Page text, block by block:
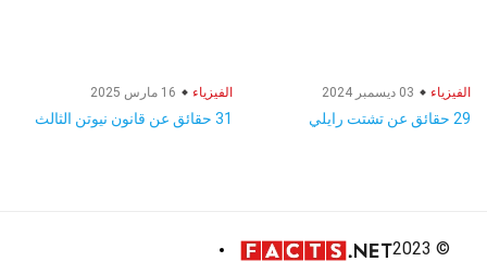
الفيزياء
29 حقائق عن تشتت رايلي
الفيزياء
31 حقائق عن قانون نيوتن الثالث
© 2023